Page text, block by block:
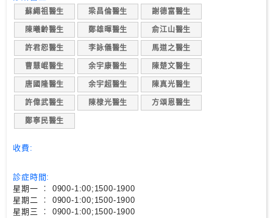
應
診
急
症
室
服
務
公
醫
院
蘇繩祖醫生 梁昌倫醫生 謝德富醫生
陳曦齡醫生 鄭雄暉醫生 俞江山醫生
許君恕醫生 李詠儀醫生 馬道之醫生
曹慧崐醫生 余宇康醫生 陳楚文醫生
唐國隆醫生 余宇超醫生 陳真光醫生
許偉武醫生 陳棣光醫生 方頌恩醫生
鄭寧民醫生
收費:
診症時間:
星期一 ︰ 0900-1:00;1500-1900
星期二 ︰ 0900-1:00;1500-1900
星期三 ︰ 0900-1:00;1500-1900